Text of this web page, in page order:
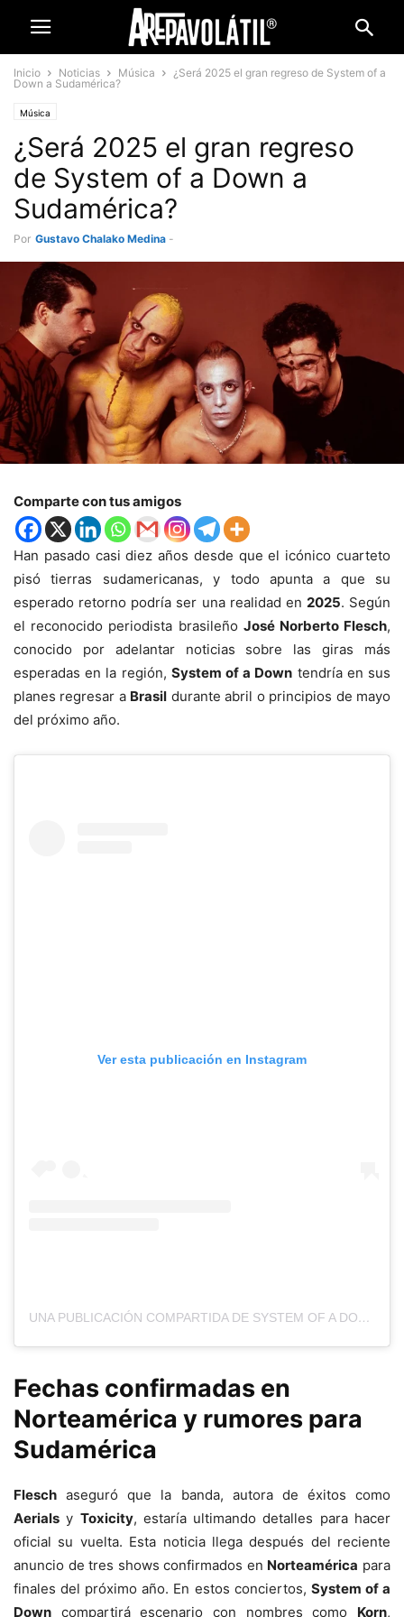
Inicio Noticias Música
¿Será 2025 el gran regreso de System of a
Down a Sudamérica?
Música
¿Será 2025 el gran regreso
de System of a Down a
Sudamérica?
Por Gustavo Chalako Medina -
Comparte con tus amigos
Han pasado casi diez años desde que el icónico cuarteto
pisó tierras sudamericanas, y todo apunta a que su
esperado retorno podría ser una realidad en 2025. Según
el reconocido periodista brasileño José Norberto Flesch,
conocido por adelantar noticias sobre las giras más
esperadas en la región, System of a Down tendría en sus
planes regresar a Brasil durante abril o principios de mayo
del próximo año.
Ver esta publicación en Instagram
UNA PUBLICACIÓN COMPARTIDA DE SYSTEM OF A DOWN (@SYSTEMOFADOWN)
Fechas confirmadas en
Norteamérica y rumores para
Sudamérica
Flesch aseguró que la banda, autora de éxitos como
Aerials y Toxicity, estaría ultimando detalles para hacer
oficial su vuelta. Esta noticia llega después del reciente
anuncio de tres shows confirmados en Norteamérica para
finales del próximo año. En estos conciertos, System of a
Down compartirá escenario con nombres como Korn,